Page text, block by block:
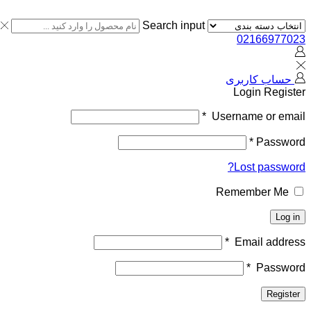
Search input
02166977023
حساب کاربری
Login Register
Username or email
*
Password
*
Lost password?
Remember Me
Log in
Email address
*
Password
*
Register